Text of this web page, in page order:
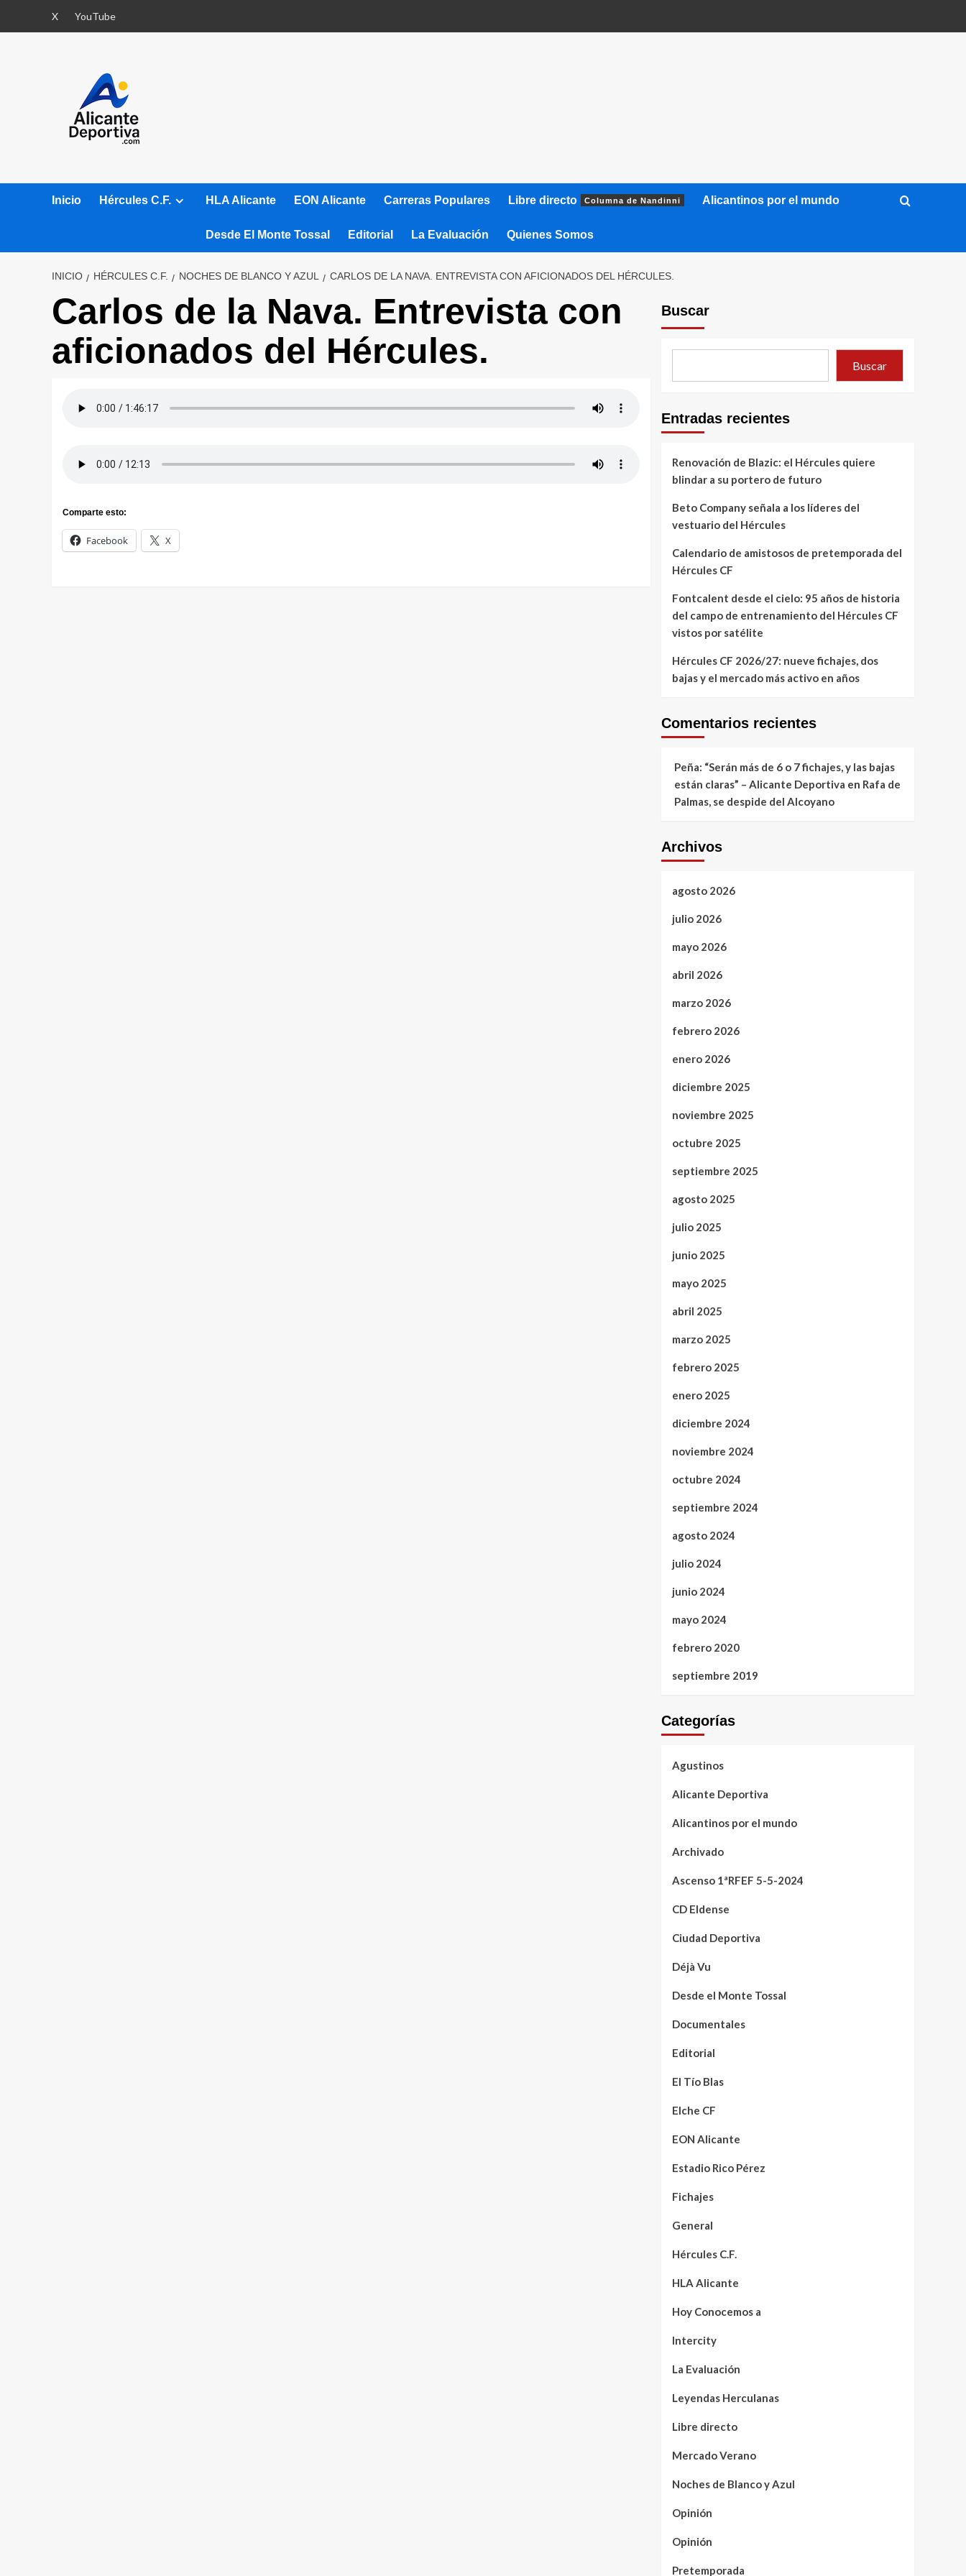
X YouTube
Inicio Hércules C.F. HLA Alicante EON Alicante Carreras Populares Libre directo Columna de Nandinni Alicantinos por el mundo
Desde El Monte Tossal Editorial La Evaluación Quienes Somos
INICIO HÉRCULES C.F. NOCHES DE BLANCO Y AZUL CARLOS DE LA NAVA. ENTREVISTA CON AFICIONADOS DEL HÉRCULES.
Carlos de la Nava. Entrevista con
aficionados del Hércules.
Comparte esto:
Facebook X
Buscar
Buscar
Entradas recientes
Renovación de Blazic: el Hércules quiere
blindar a su portero de futuro
Beto Company señala a los líderes del
vestuario del Hércules
Calendario de amistosos de pretemporada del
Hércules CF
Fontcalent desde el cielo: 95 años de historia
del campo de entrenamiento del Hércules CF
vistos por satélite
Hércules CF 2026/27: nueve fichajes, dos
bajas y el mercado más activo en años
Comentarios recientes
Peña: “Serán más de 6 o 7 fichajes, y las bajas
están claras” – Alicante Deportiva en Rafa de
Palmas, se despide del Alcoyano
Archivos
agosto 2026
julio 2026
mayo 2026
abril 2026
marzo 2026
febrero 2026
enero 2026
diciembre 2025
noviembre 2025
octubre 2025
septiembre 2025
agosto 2025
julio 2025
junio 2025
mayo 2025
abril 2025
marzo 2025
febrero 2025
enero 2025
diciembre 2024
noviembre 2024
octubre 2024
septiembre 2024
agosto 2024
julio 2024
junio 2024
mayo 2024
febrero 2020
septiembre 2019
Categorías
Agustinos
Alicante Deportiva
Alicantinos por el mundo
Archivado
Ascenso 1ªRFEF 5-5-2024
CD Eldense
Ciudad Deportiva
Déjà Vu
Desde el Monte Tossal
Documentales
Editorial
El Tío Blas
Elche CF
EON Alicante
Estadio Rico Pérez
Fichajes
General
Hércules C.F.
HLA Alicante
Hoy Conocemos a
Intercity
La Evaluación
Leyendas Herculanas
Libre directo
Mercado Verano
Noches de Blanco y Azul
Opinión
Opinión
Pretemporada